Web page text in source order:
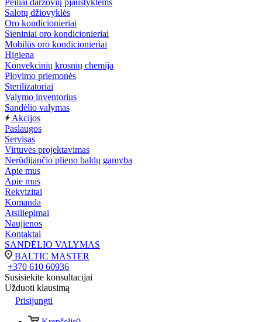
Peiliai daržovių pjaustyklėms
Salotų džiovyklės
Oro kondicionieriai
Sieniniai oro kondicionieriai
Mobilūs oro kondicionieriai
Higiena
Konvekcinių krosnių chemija
Plovimo priemonės
Sterilizatoriai
Valymo inventorius
Sandėlio valymas
Akcijos
Paslaugos
Servisas
Virtuvės projektavimas
Nerūdijančio plieno baldų gamyba
Apie mus
Apie mus
Rekvizitai
Komanda
Atsiliepimai
Naujienos
Kontaktai
SANDĖLIO VALYMAS
BALTIC MASTER
+370 610 60936
Susisiekite konsultacijai
Užduoti klausimą
Prisijungti